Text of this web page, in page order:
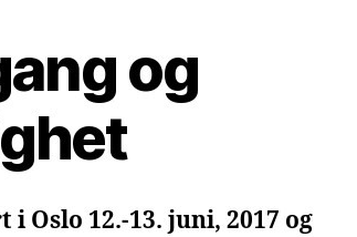
og
Oslo 12.-13. juni, 2017 og